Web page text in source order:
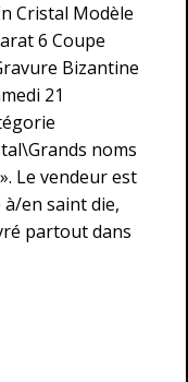
Cristal Modèle
6 Coupe
Bizantine
21
noms
Le vendeur est
en saint die,
partout dans